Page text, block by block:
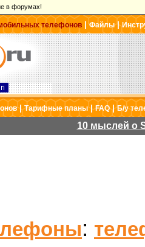
в форумах!
телефонов |Файлы|
|Тарифные планы|FAQ|Б/у
10 мыслей о
: